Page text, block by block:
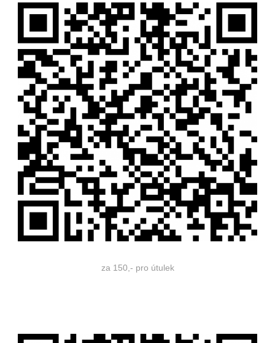
za 150,- pro útulek